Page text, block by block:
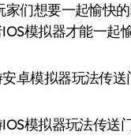
家们想要一起愉快
模拟器才能一起
模拟器玩法传送
模拟器玩法传送